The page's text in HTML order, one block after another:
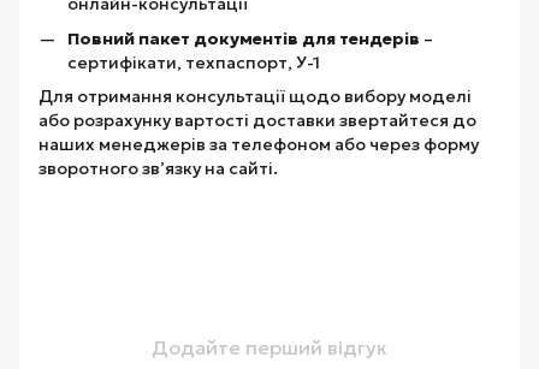
Повний пакет документів для тендерів –
сертифікати, техпаспорт, У-1
Для отримання консультації щодо вибору моделі
або розрахунку вартості доставки звертайтеся до
наших менеджерів за телефоном або через форму
зворотного зв’язку на сайті.
Додайте перший відгук